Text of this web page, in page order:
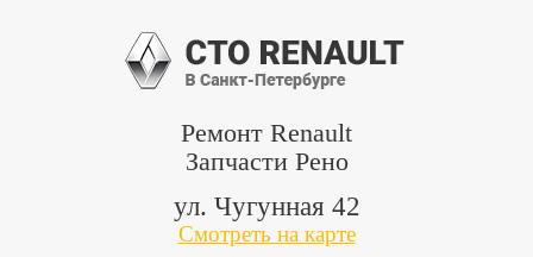
Ремонт Renault
Запчасти Рено
ул. Чугунная 42
Смотреть на карте